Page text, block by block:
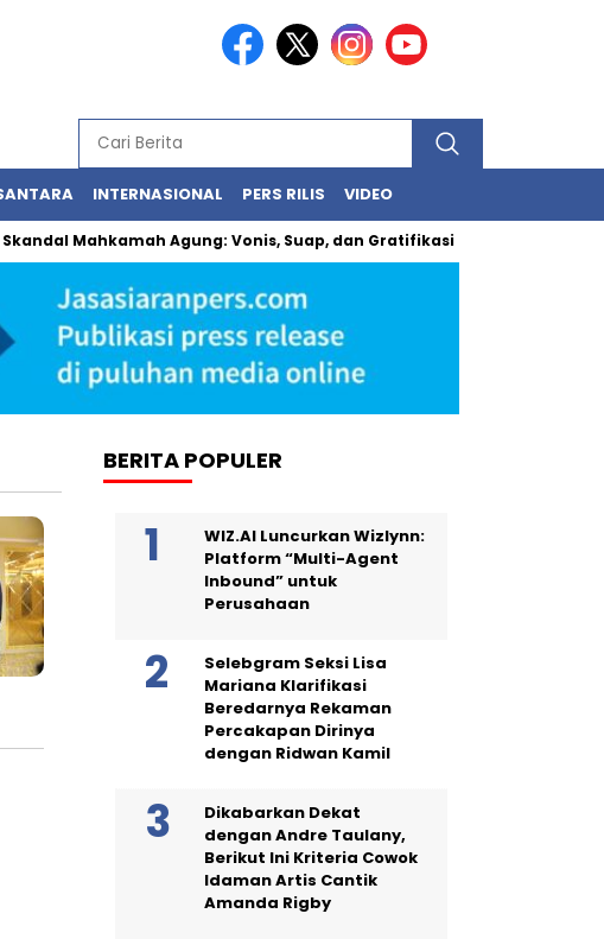
INTERNASIONAL PERS RILIS VIDEO
Mahkamah Agung: Vonis, Suap, dan Gratifikasi
BERITA POPULER
WIZ.AI Luncurkan Wizlynn:
Platform “Multi-Agent
Inbound” untuk
Perusahaan
Selebgram Seksi Lisa
Mariana Klarifikasi
Beredarnya Rekaman
Percakapan Dirinya
dengan Ridwan Kamil
Dikabarkan Dekat
dengan Andre Taulany,
Berikut Ini Kriteria Cowok
Idaman Artis Cantik
Amanda Rigby